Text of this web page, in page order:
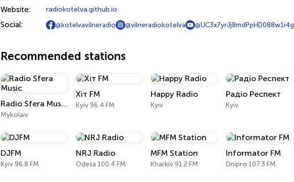
Website: radiokotelva.github.io
Social: @kotelvavilneradio @vilneradiokotelva @UC3x7yrJj8mdPpHD088w1i4g
Recommended stations
Radio Sfera Music
Mykolaiv
Хіт FM
Kyiv 96.4 FM
Happy Radio
Kyiv
Радіо Респект
Kyiv
DJFM
Kyiv 96.8 FM
NRJ Radio
Odesa 100.4 FM
MFM Station
Kharkiv 91.2 FM
Informator FM
Dnipro 107.3 FM